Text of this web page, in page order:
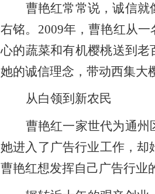
曹艳红常常说，诚信
右铭。2009年，曹艳红从
心的蔬菜和有机樱桃送到老
她的诚信理念，带动西集大
从白领到新农民
曹艳红一家世代为通州
她进入了广告行业工作，却
曹艳红想发挥自己广告行业